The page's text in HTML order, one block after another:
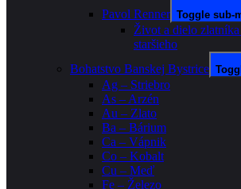
Pavol Renner Toggle sub-
Život a dielo zlatníka
staršieho
Bohatstvo Banskej Bystrice
Ag – Striebro
As – Arzén
Au – Zlato
Ba – Bárium
Ca – Vápnik
Co – Kobalt
Cu – Meď
Fe – Železo